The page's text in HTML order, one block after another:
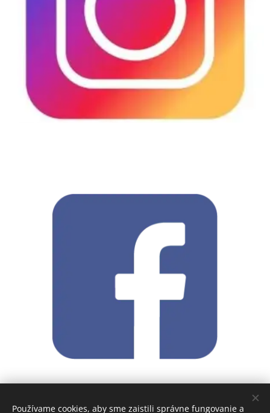
Používame cookies, aby sme zaistili správne fungovanie a